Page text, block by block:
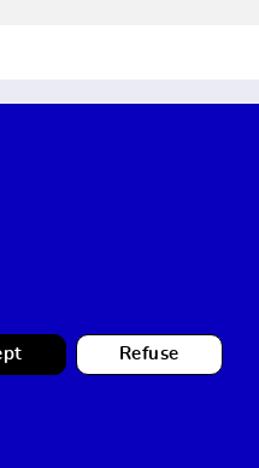
Guichet Occupation
Refuse